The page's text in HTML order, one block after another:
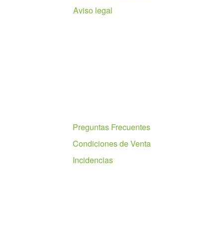
Aviso legal
Preguntas Frecuentes
Condiciones de Venta
Incidencias